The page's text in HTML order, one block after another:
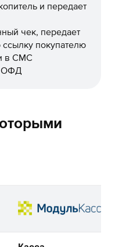
и передает
чек, передает
покупателю
в СМС
ОФД